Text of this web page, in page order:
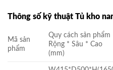
Thông số kỹ thuật Tủ kho
Mã sản
phẩm
Quy cách sản phẩm
Rộng * Sâu * Cao
(mm)